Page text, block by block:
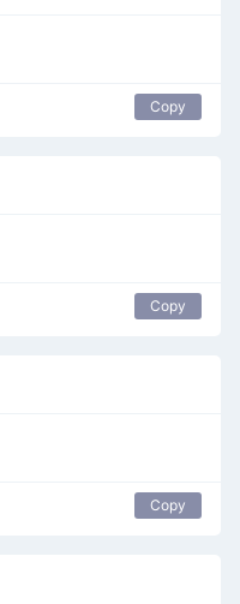
Copy
Copy
Copy